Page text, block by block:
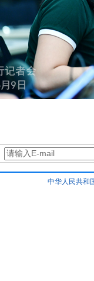
中华人民共和